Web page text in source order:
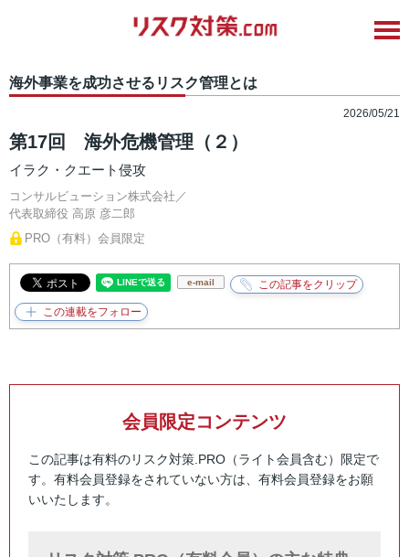
海外事業を成功させるリスク管理とは
2026/05/21
第17回 海外危機管理（２）
イラク・クエート侵攻
コンサルビューション株式会社／
代表取締役 高原 彦二郎
PRO（有料）会員限定
e-mail
会員限定コンテンツ
この記事は有料のリスク対策.PRO（ライト会員含む）限定で
す。有料会員登録をされていない方は、有料会員登録をお願
いいたします。